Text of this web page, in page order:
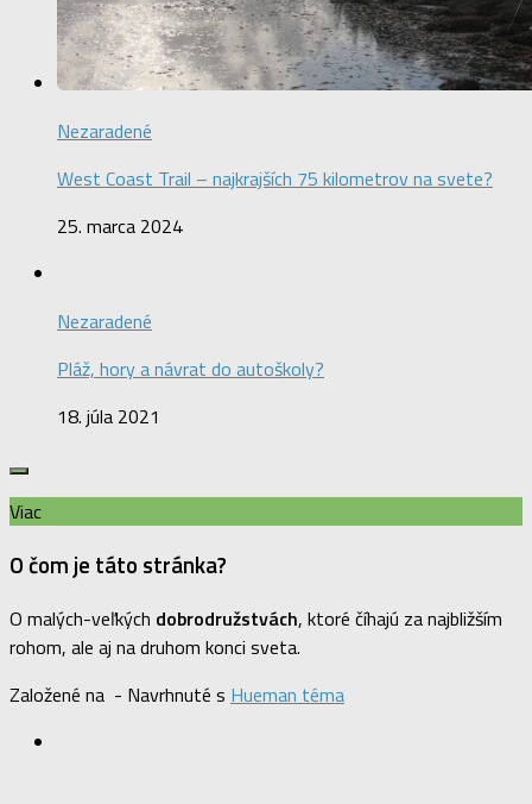
Nezaradené
West Coast Trail – najkrajších 75 kilometrov na svete?
25. marca 2024
Nezaradené
Pláž, hory a návrat do autoškoly?
18. júla 2021
Viac
O čom je táto stránka?
O malých-veľkých dobrodružstvách, ktoré číhajú za najbližším
rohom, ale aj na druhom konci sveta.
Založené na - Navrhnuté s Hueman téma